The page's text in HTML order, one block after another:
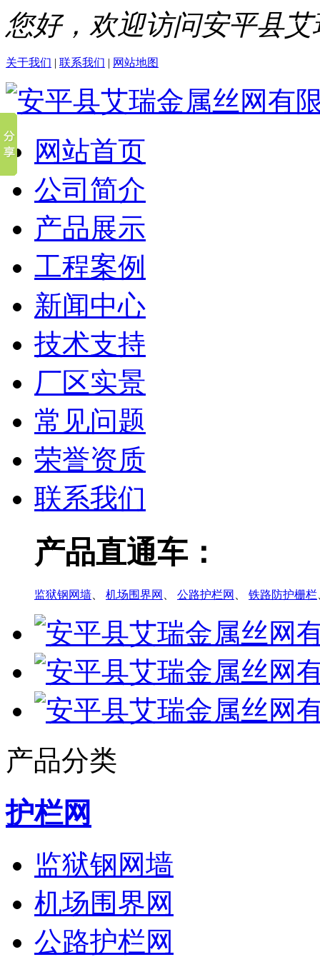
您好，欢迎访问安平县
关于我们 | 联系我们 | 网站地图
网站首页
公司简介
产品展示
工程案例
新闻中心
技术支持
厂区实景
常见问题
荣誉资质
联系我们
产品直通车：
监狱钢网墙 机场围界网 公路护栏网 铁路防护栅栏
产品分类
护栏网
监狱钢网墙
机场围界网
公路护栏网